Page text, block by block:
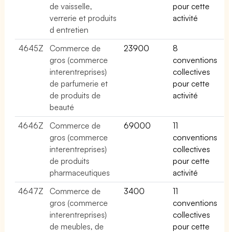
de vaisselle,
verrerie et produits
d entretien
pour cette
activité
4645Z
Commerce de
gros (commerce
interentreprises)
de parfumerie et
de produits de
beauté
23900
8
conventions
collectives
pour cette
activité
4646Z
Commerce de
gros (commerce
interentreprises)
de produits
pharmaceutiques
69000
11
conventions
collectives
pour cette
activité
4647Z
Commerce de
gros (commerce
interentreprises)
de meubles, de
3400
11
conventions
collectives
pour cette